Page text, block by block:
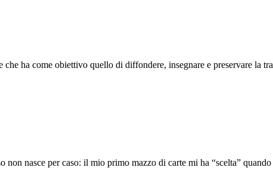
ha come obiettivo quello di diffondere, insegnare e preservare la
nasce per caso: il mio primo mazzo di carte mi ha “scelta”